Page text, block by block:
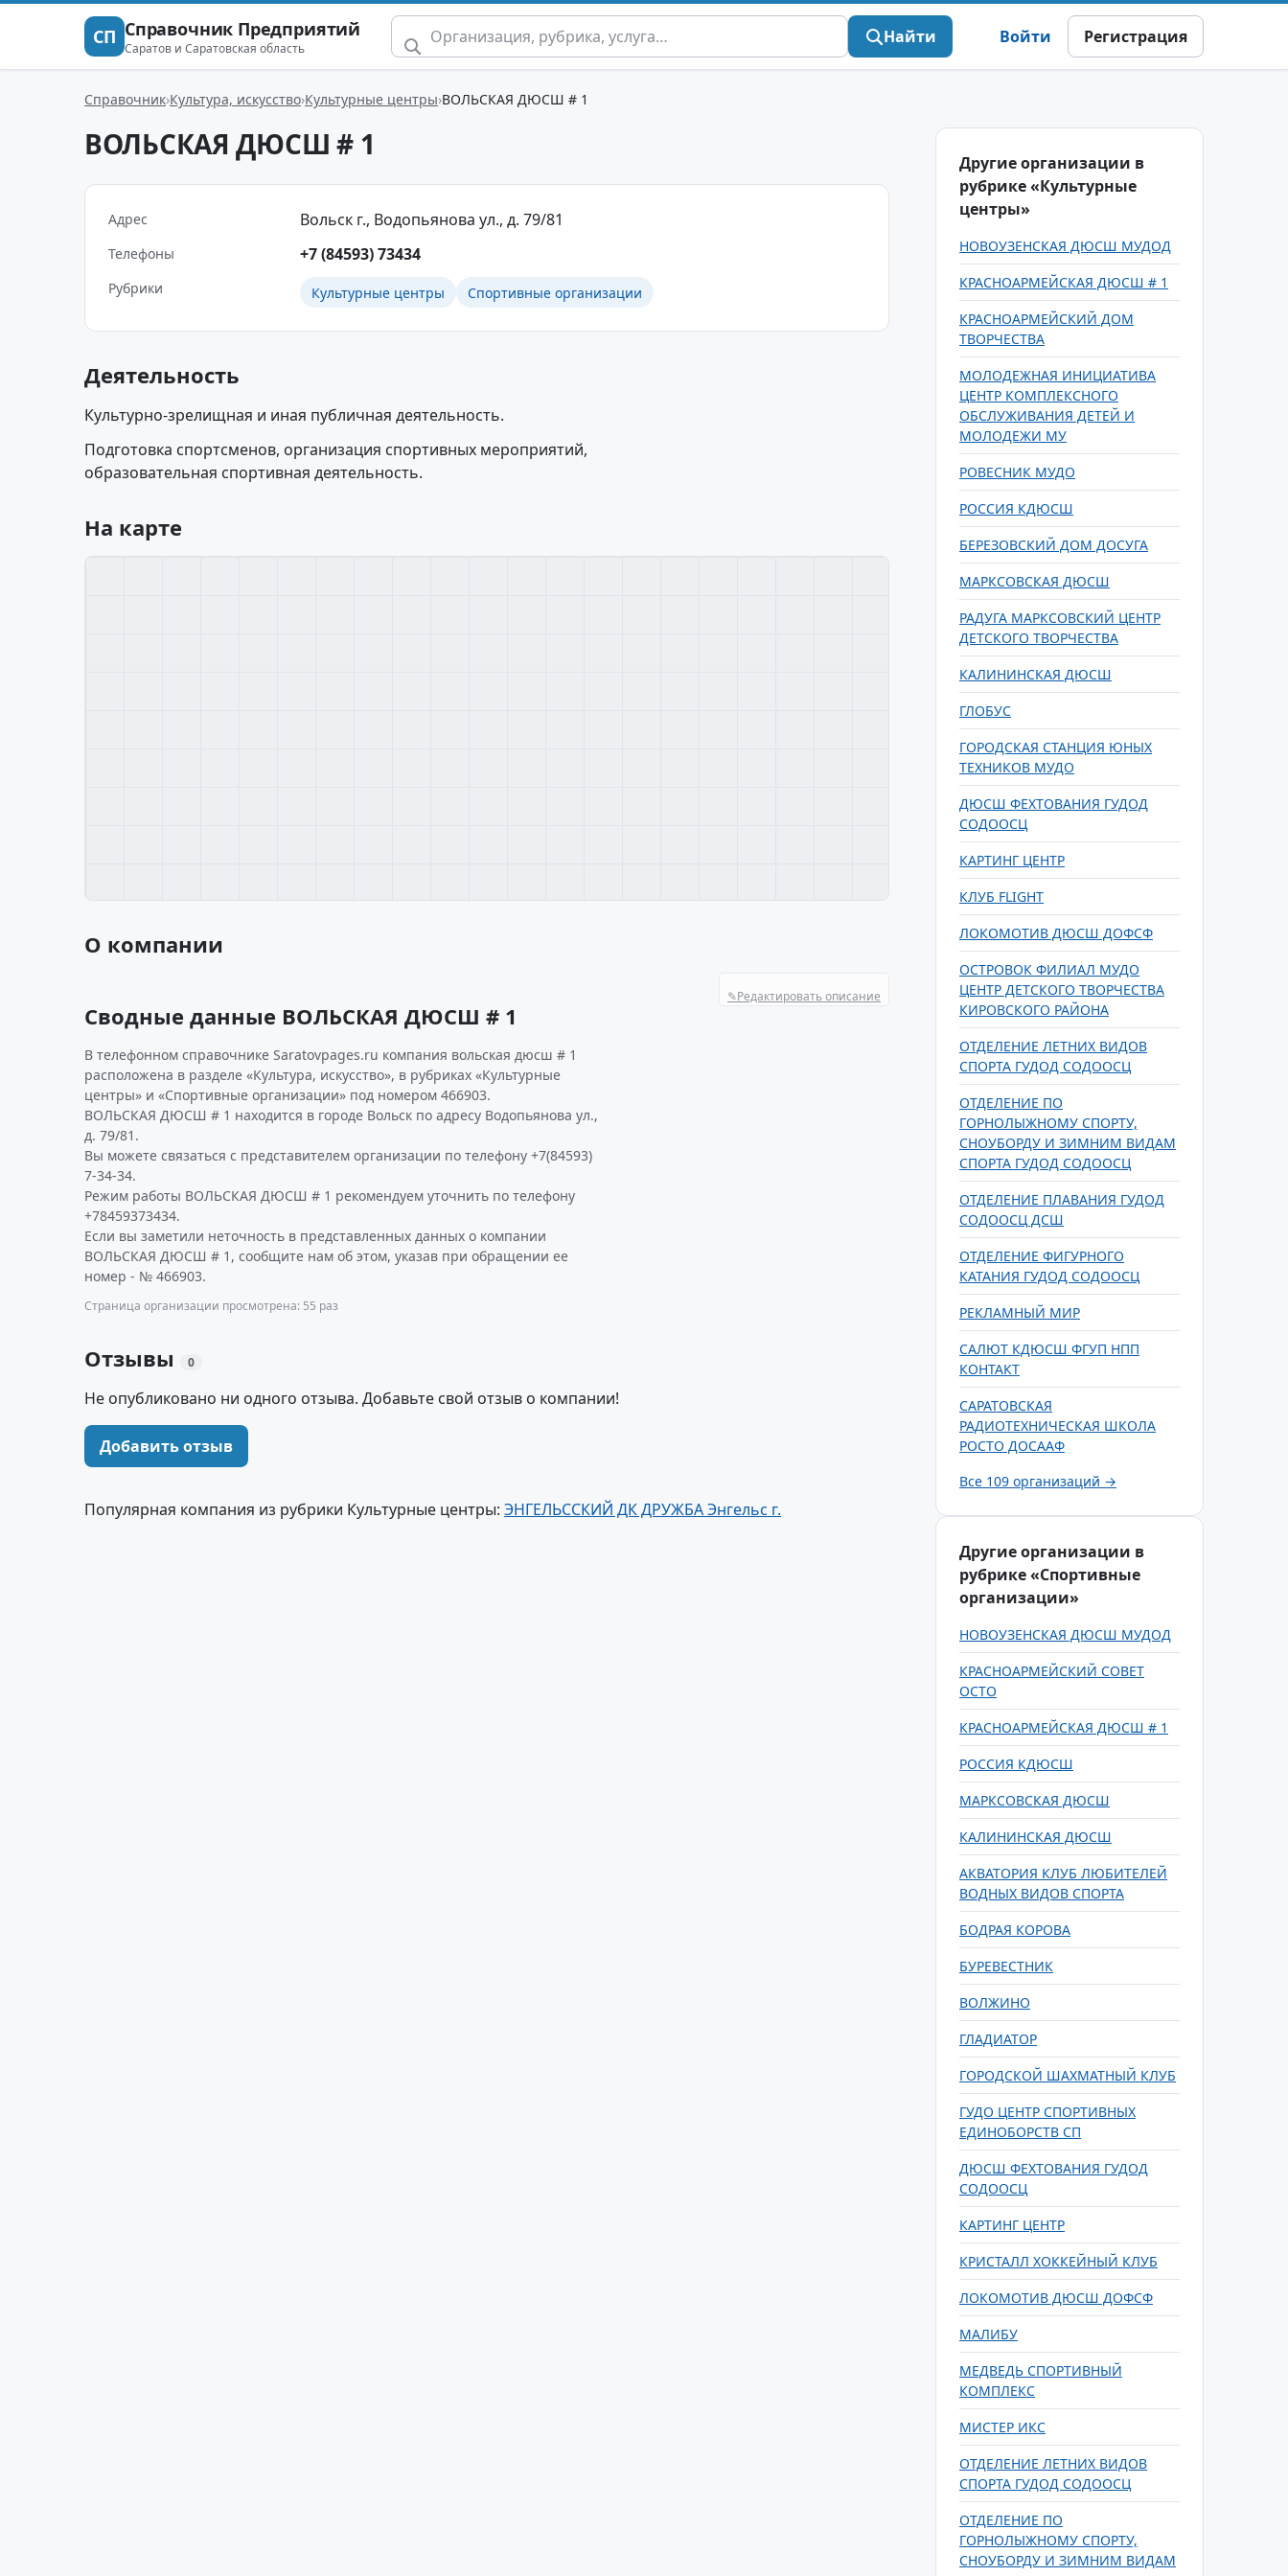
СП Справочник Предприятий
Саратов и Саратовская область
Найти Войти Регистрация
Справочник Культура, искусство Культурные центры ВОЛЬСКАЯ ДЮСШ # 1
ВОЛЬСКАЯ ДЮСШ # 1
Адрес Вольск г., Водопьянова ул., д. 79/81
Телефоны +7 (84593) 73434
Рубрики Культурные центры Спортивные организации
Деятельность
Культурно-зрелищная и иная публичная деятельность.
Подготовка спортсменов, организация спортивных мероприятий,
образовательная спортивная деятельность.
На карте
О компании
✎Редактировать описание
Сводные данные ВОЛЬСКАЯ ДЮСШ # 1
В телефонном справочнике Saratovpages.ru компания вольская дюсш # 1
расположена в разделе «Культура, искусство», в рубриках «Культурные
центры» и «Спортивные организации» под номером 466903.
ВОЛЬСКАЯ ДЮСШ # 1 находится в городе Вольск по адресу Водопьянова ул.,
д. 79/81.
Вы можете связаться с представителем организации по телефону +7(84593)
7-34-34.
Режим работы ВОЛЬСКАЯ ДЮСШ # 1 рекомендуем уточнить по телефону
+78459373434.
Если вы заметили неточность в представленных данных о компании
ВОЛЬСКАЯ ДЮСШ # 1, сообщите нам об этом, указав при обращении ее
номер - № 466903.
Страница организации просмотрена: 55 раз
Отзывы 0
Не опубликовано ни одного отзыва. Добавьте свой отзыв о компании!
Добавить отзыв
Популярная компания из рубрики Культурные центры: ЭНГЕЛЬССКИЙ ДК ДРУЖБА Энгельс г.
Другие организации в
рубрике «Культурные
центры»
НОВОУЗЕНСКАЯ ДЮСШ МУДОД
КРАСНОАРМЕЙСКАЯ ДЮСШ # 1
КРАСНОАРМЕЙСКИЙ ДОМ
ТВОРЧЕСТВА
МОЛОДЕЖНАЯ ИНИЦИАТИВА
ЦЕНТР КОМПЛЕКСНОГО
ОБСЛУЖИВАНИЯ ДЕТЕЙ И
МОЛОДЕЖИ МУ
РОВЕСНИК МУДО
РОССИЯ КДЮСШ
БЕРЕЗОВСКИЙ ДОМ ДОСУГА
МАРКСОВСКАЯ ДЮСШ
РАДУГА МАРКСОВСКИЙ ЦЕНТР
ДЕТСКОГО ТВОРЧЕСТВА
КАЛИНИНСКАЯ ДЮСШ
ГЛОБУС
ГОРОДСКАЯ СТАНЦИЯ ЮНЫХ
ТЕХНИКОВ МУДО
ДЮСШ ФЕХТОВАНИЯ ГУДОД
СОДООСЦ
КАРТИНГ ЦЕНТР
КЛУБ FLIGHT
ЛОКОМОТИВ ДЮСШ ДОФСФ
ОСТРОВОК ФИЛИАЛ МУДО
ЦЕНТР ДЕТСКОГО ТВОРЧЕСТВА
КИРОВСКОГО РАЙОНА
ОТДЕЛЕНИЕ ЛЕТНИХ ВИДОВ
СПОРТА ГУДОД СОДООСЦ
ОТДЕЛЕНИЕ ПО
ГОРНОЛЫЖНОМУ СПОРТУ,
СНОУБОРДУ И ЗИМНИМ ВИДАМ
СПОРТА ГУДОД СОДООСЦ
ОТДЕЛЕНИЕ ПЛАВАНИЯ ГУДОД
СОДООСЦ ДСШ
ОТДЕЛЕНИЕ ФИГУРНОГО
КАТАНИЯ ГУДОД СОДООСЦ
РЕКЛАМНЫЙ МИР
САЛЮТ КДЮСШ ФГУП НПП
КОНТАКТ
САРАТОВСКАЯ
РАДИОТЕХНИЧЕСКАЯ ШКОЛА
РОСТО ДОСААФ
Все 109 организаций →
Другие организации в
рубрике «Спортивные
организации»
НОВОУЗЕНСКАЯ ДЮСШ МУДОД
КРАСНОАРМЕЙСКИЙ СОВЕТ
ОСТО
КРАСНОАРМЕЙСКАЯ ДЮСШ # 1
РОССИЯ КДЮСШ
МАРКСОВСКАЯ ДЮСШ
КАЛИНИНСКАЯ ДЮСШ
АКВАТОРИЯ КЛУБ ЛЮБИТЕЛЕЙ
ВОДНЫХ ВИДОВ СПОРТА
БОДРАЯ КОРОВА
БУРЕВЕСТНИК
ВОЛЖИНО
ГЛАДИАТОР
ГОРОДСКОЙ ШАХМАТНЫЙ КЛУБ
ГУДО ЦЕНТР СПОРТИВНЫХ
ЕДИНОБОРСТВ СП
ДЮСШ ФЕХТОВАНИЯ ГУДОД
СОДООСЦ
КАРТИНГ ЦЕНТР
КРИСТАЛЛ ХОККЕЙНЫЙ КЛУБ
ЛОКОМОТИВ ДЮСШ ДОФСФ
МАЛИБУ
МЕДВЕДЬ СПОРТИВНЫЙ
КОМПЛЕКС
МИСТЕР ИКС
ОТДЕЛЕНИЕ ЛЕТНИХ ВИДОВ
СПОРТА ГУДОД СОДООСЦ
ОТДЕЛЕНИЕ ПО
ГОРНОЛЫЖНОМУ СПОРТУ,
СНОУБОРДУ И ЗИМНИМ ВИДАМ